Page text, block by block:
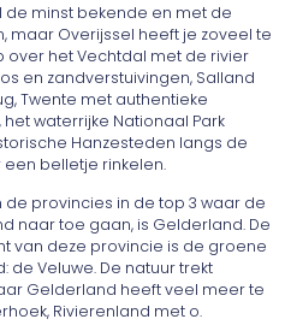
de minst bekende en met de
maar Overijssel heeft je zoveel te
over het Vechtdal met de rivier
en zandverstuivingen, Salland
Twente met authentieke
waterrijke Nationaal Park
Hanzesteden langs de
een belletje rinkelen.
de provincies in de top 3 waar de
naar toe gaan, is Gelderland. De
van deze provincie is de groene
de Veluwe. De natuur trekt
Gelderland heeft veel meer te
Rivierenland met o.